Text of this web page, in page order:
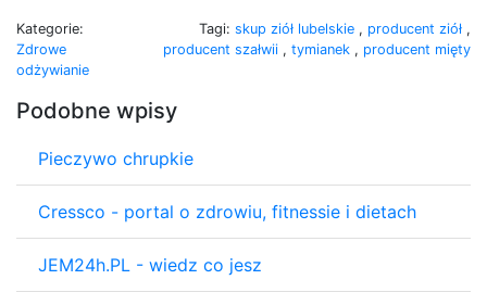
Kategorie:
Zdrowe
odżywianie
Tagi: skup ziół lubelskie , producent ziół ,
producent szałwii , tymianek , producent mięty
Podobne wpisy
Pieczywo chrupkie
Cressco - portal o zdrowiu, fitnessie i dietach
JEM24h.PL - wiedz co jesz